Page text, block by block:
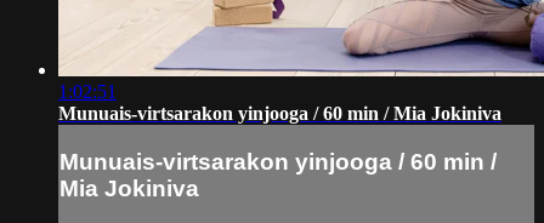
1:02:51
Munuais-virtsarakon yinjooga / 60 min / Mia Jokiniva
Munuais-virtsarakon yinjooga / 60 min /
Mia Jokiniva